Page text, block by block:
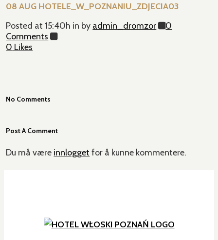
08 AUG HOTELE_W_POZNANIU_ZDJECIA03
Posted at 15:40h in by admin_dromzor
0
Comments
0 Likes
No Comments
Post A Comment
Du må være innlogget for å kunne kommentere.